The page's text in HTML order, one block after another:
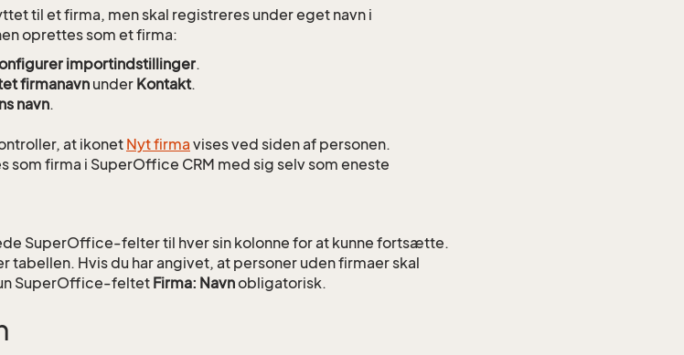
til et firma, men skal registreres under eget navn i
oprettes som et firma:
importindstillinger.
firmanavn under Kontakt.
navn.
at ikonet Nyt firma vises ved siden af personen.
som firma i SuperOffice CRM med sig selv som eneste
SuperOffice-felter til hver sin kolonne for at kunne fortsætte.
Hvis du har angivet, at personer uden firmaer skal
SuperOffice-feltet Firma: Navnobligatorisk.